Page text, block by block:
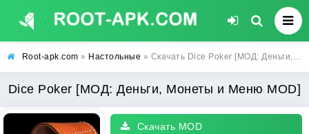
Root-apk.com » Настольные » Скачать Dice Poker [МОД: Деньги, Монеты и Меню MOD] | Взлом Dice Poker на Андроид
Dice Poker [МОД: Деньги, Монеты и Меню MOD]
Скачать MOD